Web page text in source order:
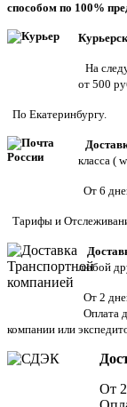
способом по 100%
На
от 500
По Екатеринбургу.
класса (
От 6
Тарифы и
любой
От 2
Оплата
компании или
От